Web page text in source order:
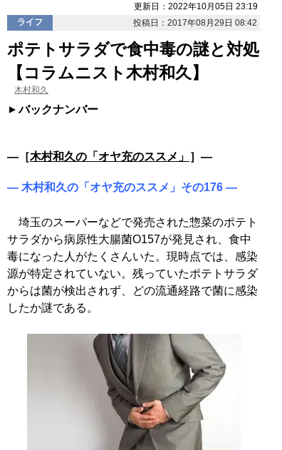
更新日：2022年10月05日 23:19
ライフ
投稿日：2017年08月29日 08:42
ポテトサラダで食中毒の謎と対処
【コラムニスト木村和久】
木村和久
バックナンバー
―［木村和久の「オヤ充のススメ」 ］―
― 木村和久の「オヤ充のススメ」その176 ―
埼玉のスーパーなどで発売された惣菜のポテト
サラダから病原性大腸菌O157が発見され、食中
毒になった人がたくさんいた。現時点では、感染
源が特定されていない。残っていたポテトサラダ
からは菌が検出されず、どの流通経路で菌に感染
したか謎である。